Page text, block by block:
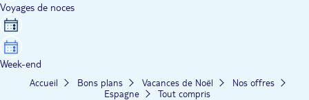
Voyages de noces
Week-end
Accueil Bons plans Vacances de Noël
Nos offres
Espagne
Tout compris